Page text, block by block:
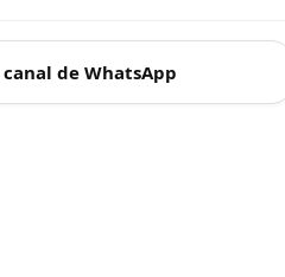
de WhatsApp